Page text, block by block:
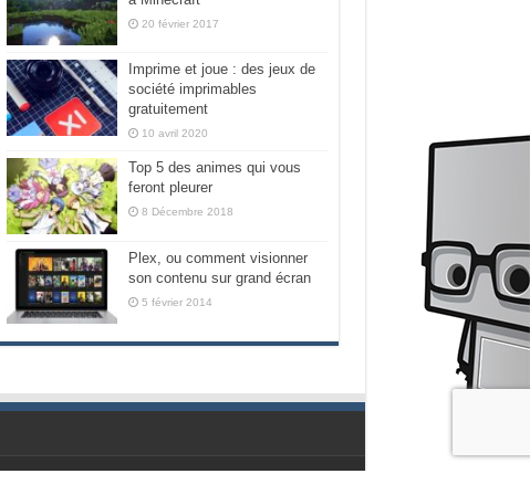
20 février 2017
Imprime et joue : des jeux de
société imprimables
gratuitement
10 avril 2020
Top 5 des animes qui vous
feront pleurer
8 Décembre 2018
Plex, ou comment visionner
son contenu sur grand écran
5 février 2014